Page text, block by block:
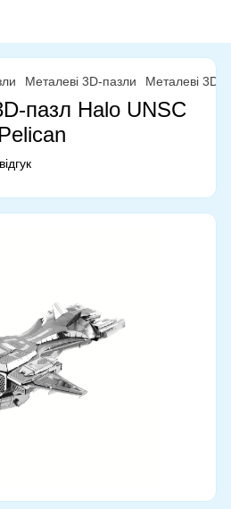
Металеві 3D-пазли Металеві 3D-
пазл Halo UNSC
Pelican